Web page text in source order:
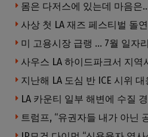
트럼프, “유권자들 내가 아닌